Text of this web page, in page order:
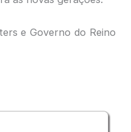
e Governo do Reino